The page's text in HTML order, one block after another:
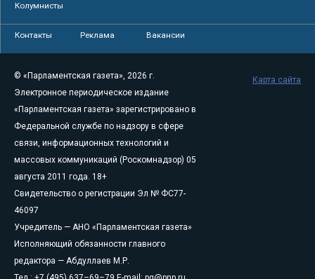
Колумнисты
Контакты Реклама Вакансии
© «Парламентская газета», 2026 г.
Электронное периодическое издание
«Парламентская газета» зарегистрировано в
Федеральной службе по надзору в сфере
связи, информационных технологий и
массовых коммуникаций (Роскомнадзор) 05
августа 2011 года. 18+
Свидетельство о регистрации Эл № ФС77-
46097
Учредитель — АНО «Парламентская газета»
Исполняющий обязанности главного
редактора — Абдуллаев М.Р.
Карта сайта